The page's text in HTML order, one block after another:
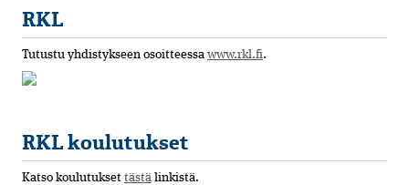
RKL
Tutustu yhdistykseen osoitteessa www.rkl.fi.
RKL koulutukset
Katso koulutukset tästä linkistä.